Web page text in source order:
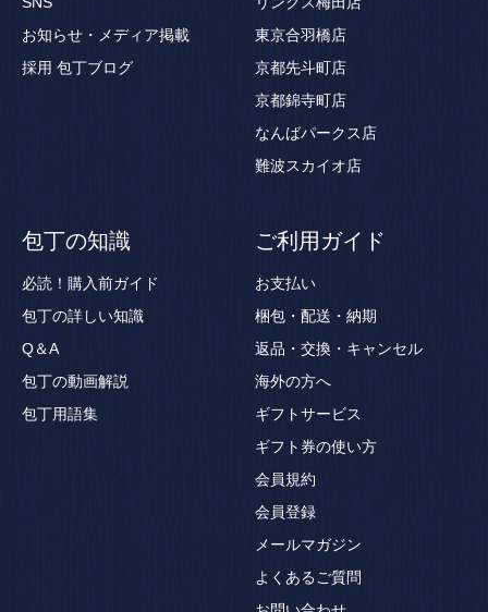
お知らせ・メディア掲載
採用 包丁ブログ
東京合羽橋店
京都先斗町店
京都錦寺町店
なんばパークス店
難波スカイオ店
包丁の知識
必読！購入前ガイド
包丁の詳しい知識
Q＆A
包丁の動画解説
包丁用語集
ご利用ガイド
お支払い
梱包・配送・納期
返品・交換・キャンセル
海外の方へ
ギフトサービス
ギフト券の使い方
会員規約
会員登録
メールマガジン
よくあるご質問